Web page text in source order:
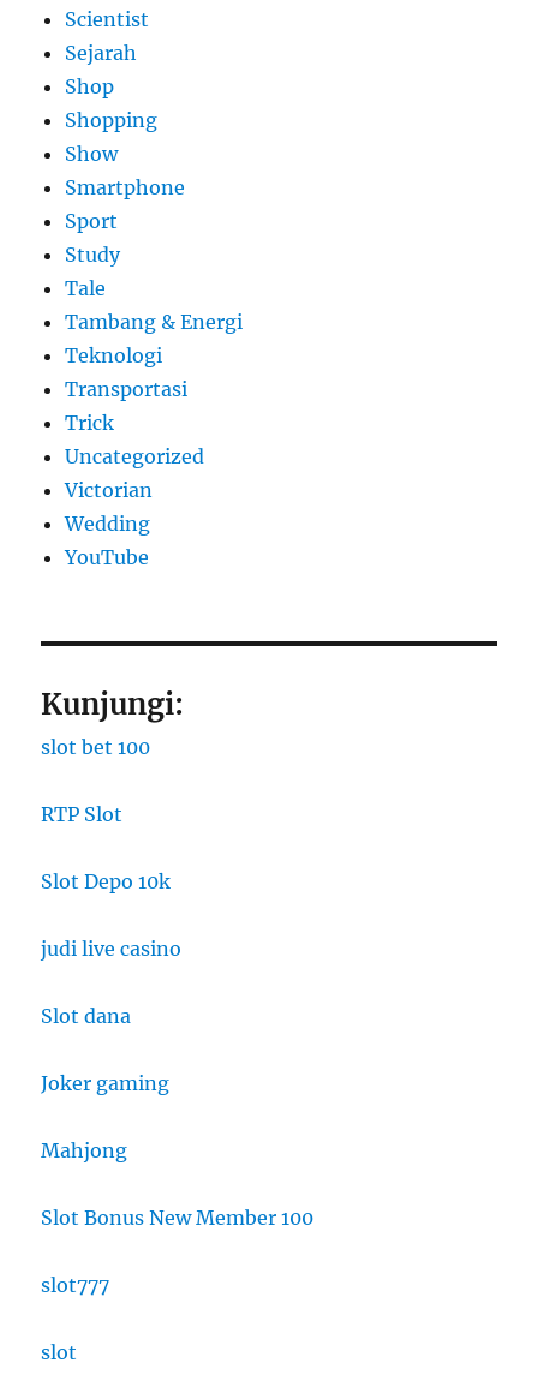
Scientist
Sejarah
Shop
Shopping
Show
Smartphone
Sport
Study
Tale
Tambang & Energi
Teknologi
Transportasi
Trick
Uncategorized
Victorian
Wedding
YouTube
Kunjungi:
slot bet 100
RTP Slot
Slot Depo 10k
judi live casino
Slot dana
Joker gaming
Mahjong
Slot Bonus New Member 100
slot777
slot